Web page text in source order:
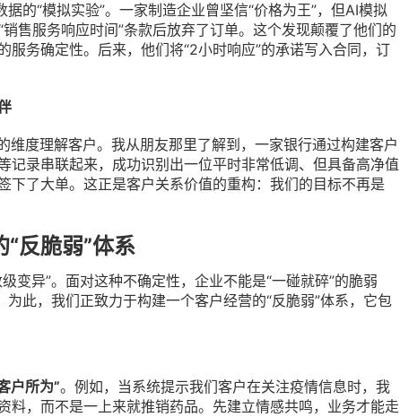
的“模拟实验”。一家制造企业曾坚信“价格为王”，但AI模拟
售服务响应时间”条款后放弃了订单。这个发现颠覆了他们的
务确定性。后来，他们将“2小时响应”的承诺写入合同，订
度理解客户。我从朋友那里了解到，一家银行通过构建客户
记录串联起来，成功识别出一位平时非常低调、但具备高净值
下了大单。这正是客户关系价值的重构：我们的目标不再是
反脆弱”体系
变异”。面对这种不确定性，企业不能是“一碰就碎”的脆弱
此，我们正致力于构建一个客户经营的“反脆弱”体系，它包
户所为”。例如，当系统提示我们客户在关注疫情信息时，我
料，而不是一上来就推销药品。先建立情感共鸣，业务才能走